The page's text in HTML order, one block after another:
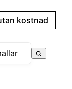
kostnad